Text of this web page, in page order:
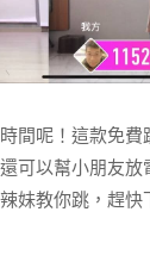
間呢！這款免
可以幫小朋友
妹教你跳，趕